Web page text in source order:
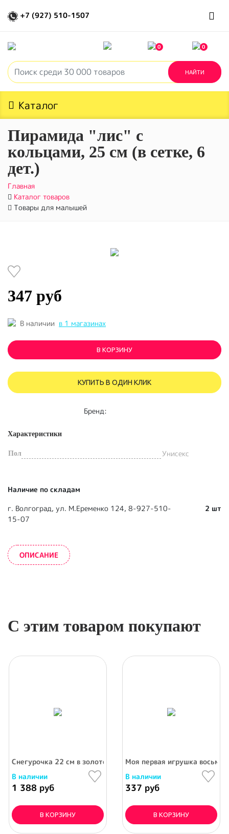
+7 (927) 510-1507
0 0
Каталог
Пирамида "лис" с
кольцами, 25 см (в сетке, 6
дет.)
Главная
Каталог товаров
Товары для малышей
347 руб
В наличии в 1 магазинах
В КОРЗИНУ
КУПИТЬ В ОДИН КЛИК
Бренд:
Характеристики
Пол Унисекс
Наличие по складам
г. Волгоград, ул. М.Еременко 124, 8-927-510-
15-07
2 шт
ОПИСАНИЕ
С этим товаром покупают
Снегурочка 22 см в золотом (фигурка из пвх)
В наличии
1 388 руб
В КОРЗИНУ
Моя первая игрушка
В наличии
337 руб
В КОРЗИНУ